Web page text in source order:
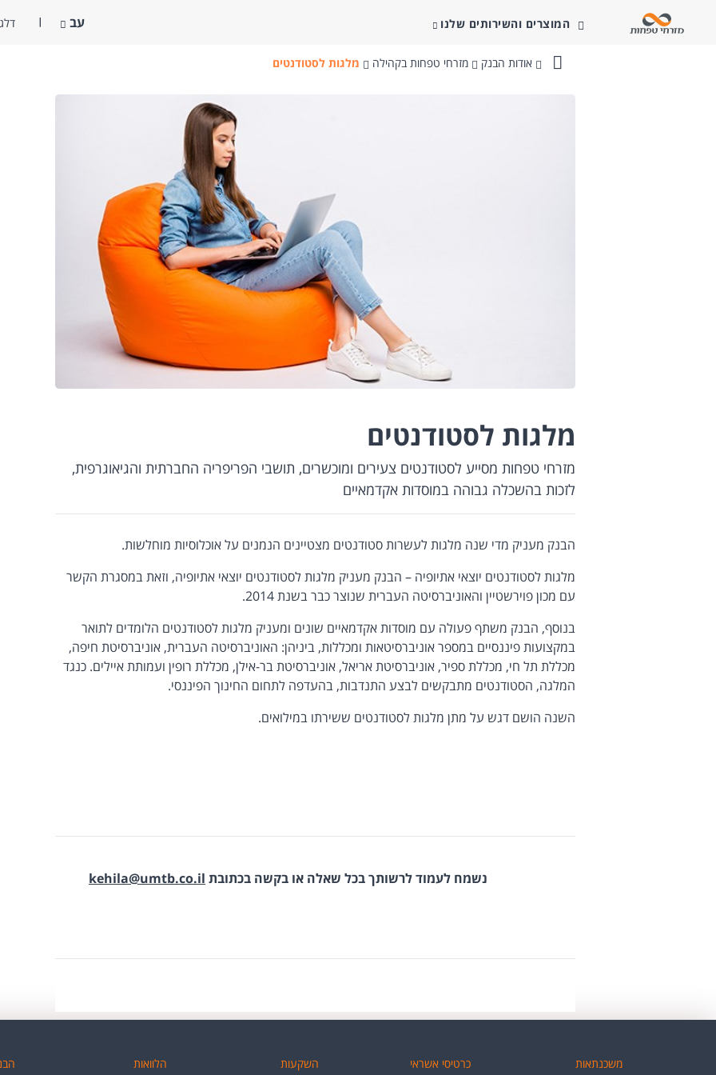
עב המוצרים והשירותים שלנו
אודות הבנק מזרחי טפחות בקהילה מלגות לסטודנטים
מלגות לסטודנטים
מזרחי טפחות מסייע לסטודנטים צעירים ומוכשרים, תושבי הפריפריה החברתית והגיאוגרפית,
לזכות בהשכלה גבוהה במוסדות אקדמאיים
הבנק מעניק מדי שנה מלגות לעשרות סטודנטים מצטיינים הנמנים על אוכלוסיות מוחלשות.
מלגות לסטודנטים יוצאי אתיופיה – הבנק מעניק מלגות לסטודנטים יוצאי אתיופיה, וזאת במסגרת הקשר
עם מכון פוירשטיין והאוניברסיטה העברית שנוצר כבר בשנת 2014.
בנוסף, הבנק משתף פעולה עם מוסדות אקדמאיים שונים ומעניק מלגות לסטודנטים הלומדים לתואר
במקצועות פיננסיים במספר אוניברסיטאות ומכללות, ביניהן: האוניברסיטה העברית, אוניברסיטת חיפה,
מכללת תל חי, מכללת ספיר, אוניברסיטת אריאל, אוניברסיטת בר-אילן, מכללת רופין ועמותת איילים. כנגד
המלגה, הסטודנטים מתבקשים לבצע התנדבות, בהעדפה לתחום החינוך הפיננסי.
השנה הושם דגש על מתן מלגות לסטודנטים ששירתו במילואים.
נשמח לעמוד לרשותך בכל שאלה או בקשה בכתובת kehila@umtb.co.il
משכנתאות כרטיסי אשראי השקעות הלוואות